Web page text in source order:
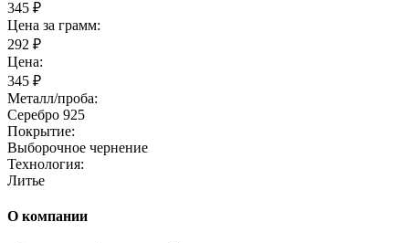
345 ₽
Цена за грамм:
292 ₽
Цена:
345 ₽
Металл/проба:
Серебро 925
Покрытие:
Выборочное чернение
Технология:
Литье
О компании